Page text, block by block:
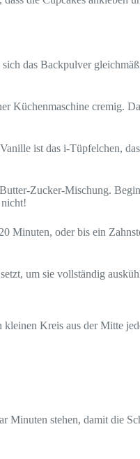
das Backpulver
Küchenmaschine cremig.
ist das i-Tüpfelchen,
Zucker-Mischung.
Minuten, oder bis ein
um sie vollständig
Kreis aus der Mitte
Minuten stehen, damit die